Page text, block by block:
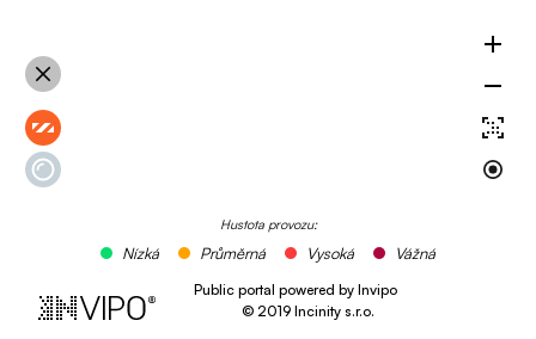
Public portal powered by Invipo
© 2019Incinity s.r.o.
Hustota provozu:
Nízká Průměrná Vysoká Vážná